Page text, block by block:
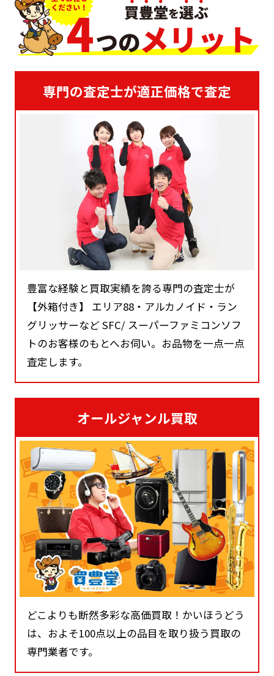
専門の査定士が適正価格で査定
豊富な経験と買取実績を誇る専門の査定士が
【外箱付き】 エリア88・アルカノイド・ラン
グリッサーなど SFC/ スーパーファミコンソフ
トのお客様のもとへお伺い。お品物を一点一点
査定します。
オールジャンル買取
どこよりも断然多彩な高価買取！かいほうどう
は、およそ100点以上の品目を取り扱う買取の
専門業者です。